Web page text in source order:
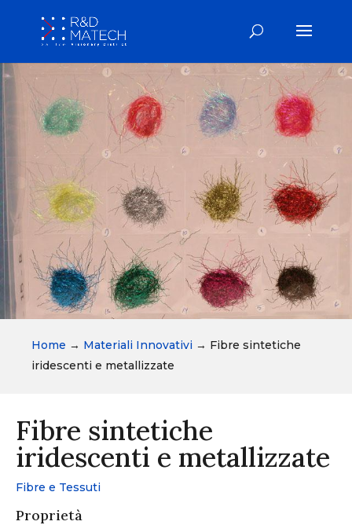
Home → Materiali Innovativi → Fibre sintetiche
iridescenti e metallizzate
Fibre sintetiche
iridescenti e metallizzate
Fibre e Tessuti
Proprietà